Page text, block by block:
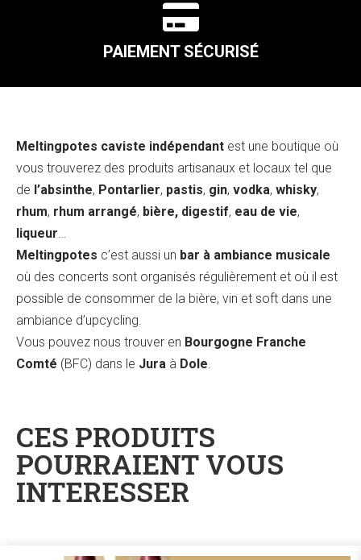

PAIEMENT SÉCURISÉ
Meltingpotes caviste indépendant est une boutique où
vous trouverez des produits artisanaux et locaux tel que
de l’absinthe, Pontarlier, pastis, gin, vodka, whisky,
rhum, rhum arrangé, bière, digestif, eau de vie,
liqueur…
Meltingpotes c’est aussi un bar à ambiance musicale
où des concerts sont organisés régulièrement et où il est
possible de consommer de la bière, vin et soft dans une
ambiance d’upcycling.
Vous pouvez nous trouver en Bourgogne Franche
Comté (BFC) dans le Jura à Dole.
CES PRODUITS
POURRAIENT VOUS
INTERESSER